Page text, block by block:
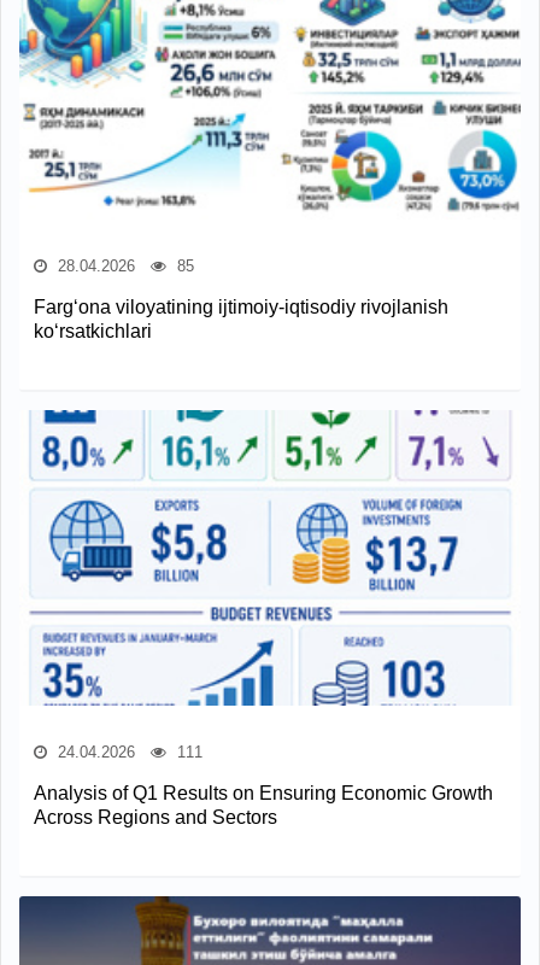
28.04.2026 85
Farg‘ona viloyatining ijtimoiy-iqtisodiy rivojlanish
ko‘rsatkichlari
24.04.2026 111
Analysis of Q1 Results on Ensuring Economic Growth
Across Regions and Sectors